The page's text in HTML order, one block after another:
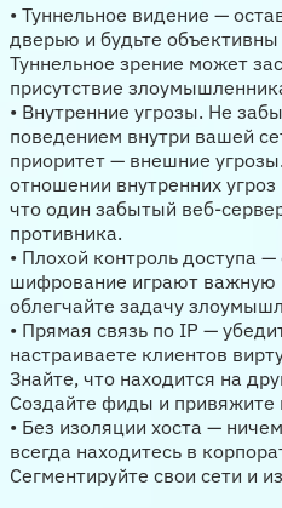
• Туннельное видение —
дверью и будьте
Туннельное зрение может
присутствие
• Внутренние угрозы. Не
поведением внутри вашей
приоритет — внешние
отношении внутренних
что один забытый веб-
противника.
• Плохой контроль доступа
шифрование играют важную
облегчайте задачу
• Прямая связь по IP —
настраиваете клиентов
Знайте, что находится на
Создайте фиды и привяжите
• Без изоляции хоста —
всегда находитесь в
Сегментируйте свои сети и